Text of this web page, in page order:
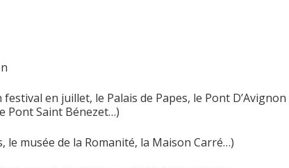
festival en juillet, le Palais de Papes, le Pont D’Avignon
Pont Saint Bénezet…)
le musée de la Romanité, la Maison Carré…)